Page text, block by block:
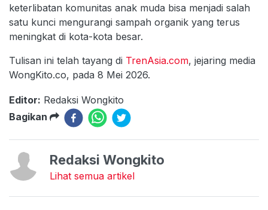
keterlibatan komunitas anak muda bisa menjadi salah
satu kunci mengurangi sampah organik yang terus
meningkat di kota-kota besar.
Tulisan ini telah tayang di TrenAsia.com, jejaring media
WongKito.co, pada 8 Mei 2026.
Editor: Redaksi Wongkito
Bagikan
Redaksi Wongkito
Lihat semua artikel